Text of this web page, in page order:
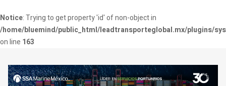
Notice: Trying to get property 'id' of non-object in
/home/bluemind/public_html/leadtransporteglobal.mx/plugins/
on line 163